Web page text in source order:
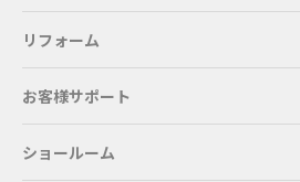
リフォーム
お客様サポート
ショールーム